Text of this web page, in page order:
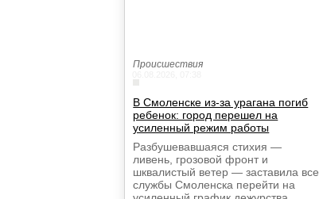
Происшествия
В Смоленске из-за урагана погиб
ребенок: город перешел на
усиленный режим работы
Разбушевавшаяся стихия —
ливень, грозовой фронт и
шквалистый ветер — заставила все
службы Смоленска перейти на